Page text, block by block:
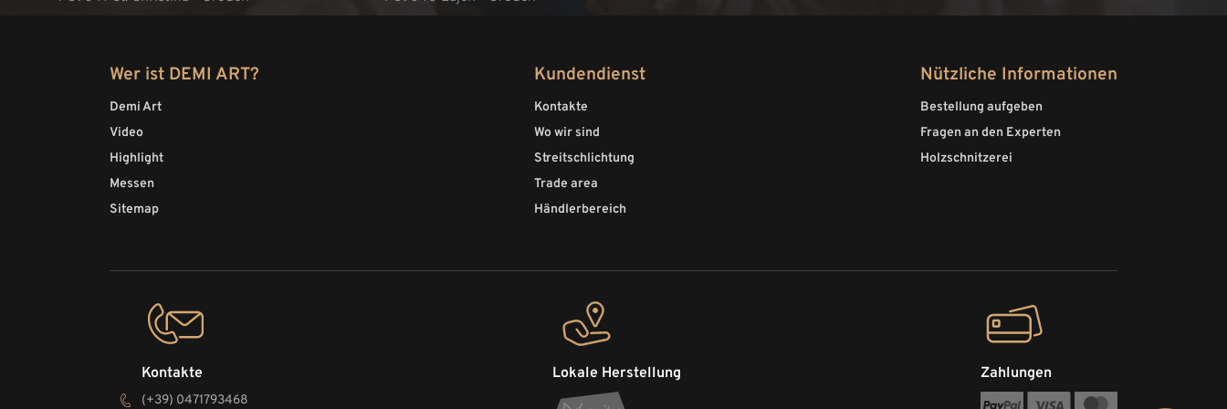
Wer ist DEMI ART?
Demi Art
Video
Highlight
Messen
Sitemap
Kundendienst
Kontakte
Wo wir sind
Streitschlichtung
Trade area
Händlerbereich
Nützliche Informationen
Bestellung aufgeben
Fragen an den Experten
Holzschnitzerei
Kontakte
(+39) 0471793468
Lokale Herstellung Zahlungen